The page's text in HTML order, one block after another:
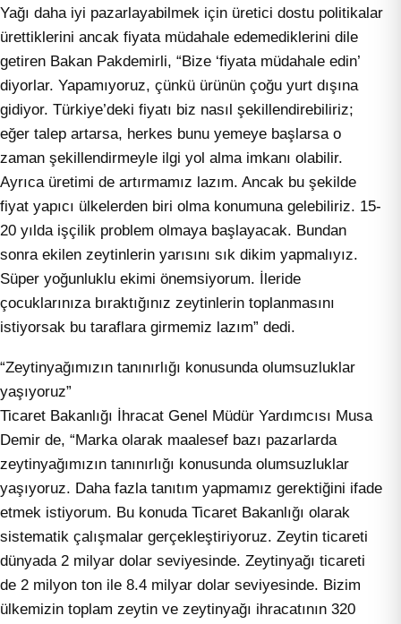
Yağı daha iyi pazarlayabilmek için üretici dostu politikalar
ürettiklerini ancak fiyata müdahale edemediklerini dile
getiren Bakan Pakdemirli, “Bize ‘fiyata müdahale edin’
diyorlar. Yapamıyoruz, çünkü ürünün çoğu yurt dışına
gidiyor. Türkiye’deki fiyatı biz nasıl şekillendirebiliriz;
eğer talep artarsa, herkes bunu yemeye başlarsa o
zaman şekillendirmeyle ilgi yol alma imkanı olabilir.
Ayrıca üretimi de artırmamız lazım. Ancak bu şekilde
fiyat yapıcı ülkelerden biri olma konumuna gelebiliriz. 15-
20 yılda işçilik problem olmaya başlayacak. Bundan
sonra ekilen zeytinlerin yarısını sık dikim yapmalıyız.
Süper yoğunluklu ekimi önemsiyorum. İleride
çocuklarınıza bıraktığınız zeytinlerin toplanmasını
istiyorsak bu taraflara girmemiz lazım” dedi.
“Zeytinyağımızın tanınırlığı konusunda olumsuzluklar
yaşıyoruz”
Ticaret Bakanlığı İhracat Genel Müdür Yardımcısı Musa
Demir de, “Marka olarak maalesef bazı pazarlarda
zeytinyağımızın tanınırlığı konusunda olumsuzluklar
yaşıyoruz. Daha fazla tanıtım yapmamız gerektiğini ifade
etmek istiyorum. Bu konuda Ticaret Bakanlığı olarak
sistematik çalışmalar gerçekleştiriyoruz. Zeytin ticareti
dünyada 2 milyar dolar seviyesinde. Zeytinyağı ticareti
de 2 milyon ton ile 8.4 milyar dolar seviyesinde. Bizim
ülkemizin toplam zeytin ve zeytinyağı ihracatının 320